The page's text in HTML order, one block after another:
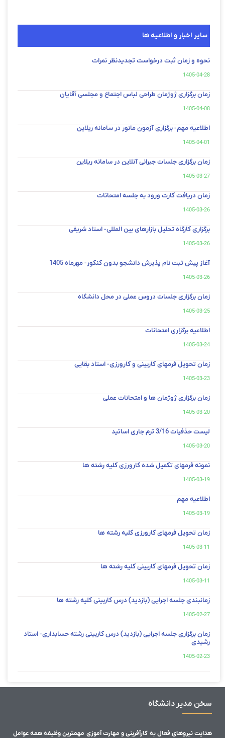
سایر اخبار و اطلاعیه ها
نحوه و زمان ثبت درخواست تجدیدنظر نمرات
1405-04-28
زمان برگزاری ژوژمان طراحی لباس اجتماع و مجلسی آقایان
1405-04-08
اطلاعیه مهم- برگزاری آزمون مانور در سامانه ریلاین
1405-04-01
زمان برگزاری جلسات جبرانی آنلاین در سامانه ریلاین
1405-03-27
زمان دریافت کارت ورود به جلسه امتحانات
1405-03-26
برگزاری کارگاه تحلیل بازارهای بین المللی- استاد شریفی
1405-03-26
آغاز پیش ثبت نام پذیرش دانشجو بدون کنکور- مهرماه 1405
1405-03-26
زمان برگزاری جلسات دروس عملی در محل دانشگاه
1405-03-25
اطلاعیه برگزاری امتحانات
1405-03-24
زمان تحویل فرمهای کاربینی و کارورزی- استاد بقایی
1405-03-23
زمان برگزاری ژوژمان ها و امتحانات عملی
1405-03-20
لیست حذفیات 3/16 ترم جاری اساتید
1405-03-20
نمونه فرمهای تکمیل شده کارورزی کلیه رشته ها
1405-03-19
اطلاعیه مهم
1405-03-19
زمان تحویل فرمهای کارورزی کلیه رشته ها
1405-03-11
زمان تحویل فرمهای کاربینی کلیه رشته ها
1405-03-11
زمانبندی جلسه اجرایی (بازدید) درس کاربینی کلیه رشته ها
1405-02-27
زمان برگزاری جلسه اجرایی (بازدید) درس کاربینی رشته حسابداری- استاد
رشیدی
1405-02-23
سخن مدیر دانشگاه
هدایت نیروهای فعال به کارآفرینی و مهارت آموزی مهمترین وظیفه همه عوامل